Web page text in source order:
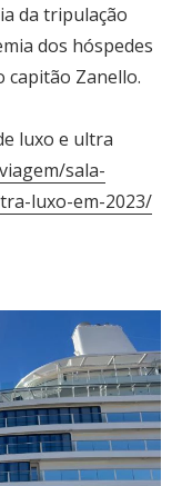
da tripulação
dos hóspedes
capitão Zanello.
luxo e ultra
sala-
luxo-em-2023/